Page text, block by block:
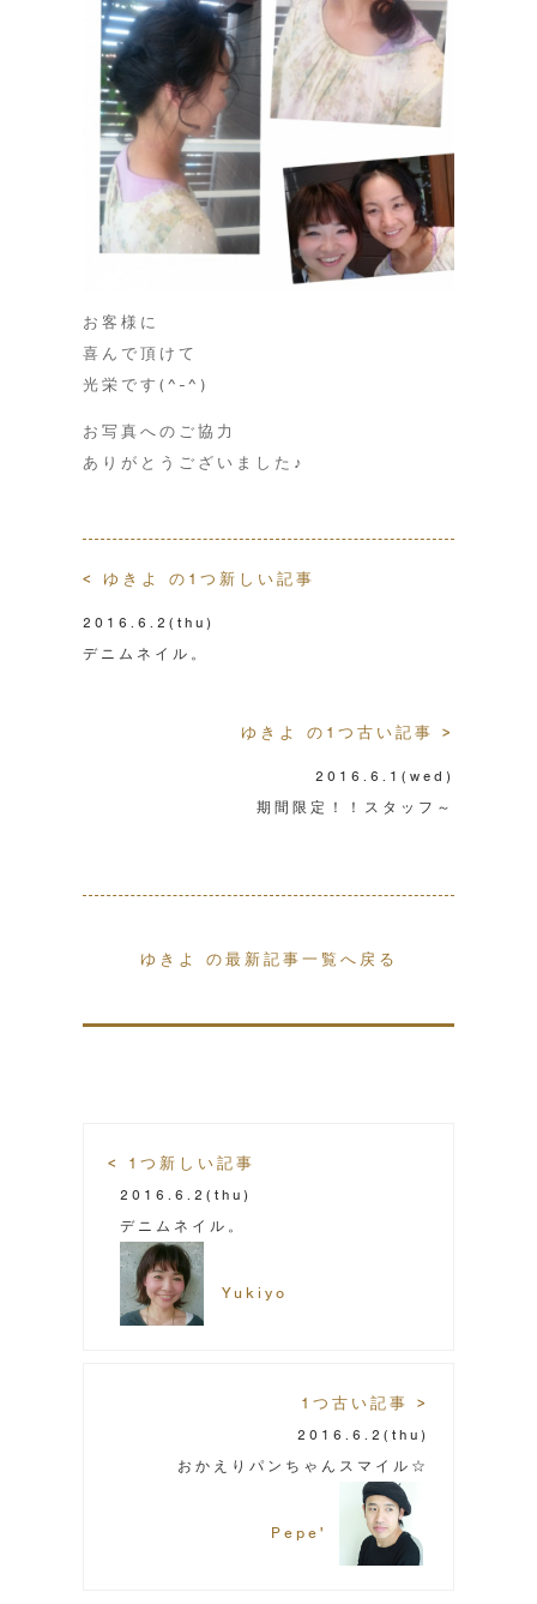
お客様に
喜んで頂けて
光栄です(^-^)
お写真へのご協力
ありがとうございました♪
< ゆきよ の1つ新しい記事
2016.6.2 (thu)
デニムネイル。
ゆきよ の1つ古い記事 >
2016.6.1 (wed)
期間限定！！スタッフ～
ゆきよ の最新記事一覧へ戻る
< 1つ新しい記事
2016.6.2 (thu)
デニムネイル。
Yukiyo
1つ古い記事 >
2016.6.2 (thu)
おかえりパンちゃんスマイル☆
Pepe'